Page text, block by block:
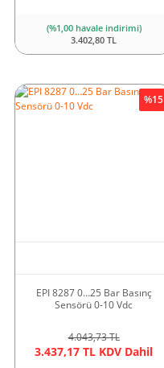
(%1,00 havale indirimi)
3.402,80 TL
EPI 8287 0…25 Bar Basınç
Sensörü 0-10 Vdc
4.043,73 TL
3.437,17 TL KDV Dahil
%15